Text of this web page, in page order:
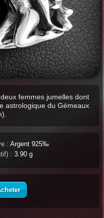
femmes jumelles dont
astrologique du Gémeaux
: Argent 925‰
: 3.90 g